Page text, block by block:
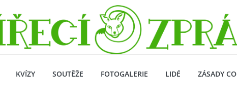
KVÍZY SOUTĚŽE FOTOGALERIE LIDÉ ZÁSADY